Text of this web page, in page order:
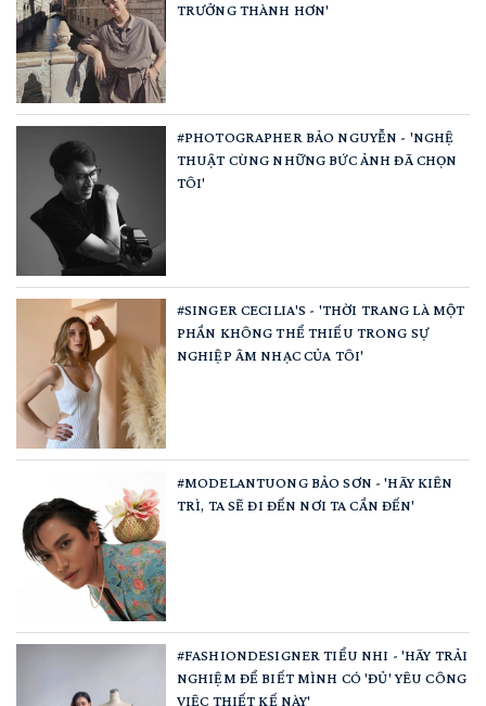
TRƯỞNG THÀNH HƠN'
#PHOTOGRAPHER BẢO NGUYỄN - 'NGHỆ
THUẬT CÙNG NHỮNG BỨC ẢNH ĐÃ CHỌN
TÔI'
#SINGER CECILIA'S - 'THỜI TRANG LÀ MỘT
PHẦN KHÔNG THỂ THIẾU TRONG SỰ
NGHIỆP ÂM NHẠC CỦA TÔI'
#MODELANTUONG BẢO SƠN - 'HÃY KIÊN
TRÌ, TA SẼ ĐI ĐẾN NƠI TA CẦN ĐẾN'
#FASHIONDESIGNER TIỂU NHI - 'HÃY TRẢI
NGHIỆM ĐỂ BIẾT MÌNH CÓ 'ĐỦ' YÊU CÔNG
VIỆC THIẾT KẾ NÀY'